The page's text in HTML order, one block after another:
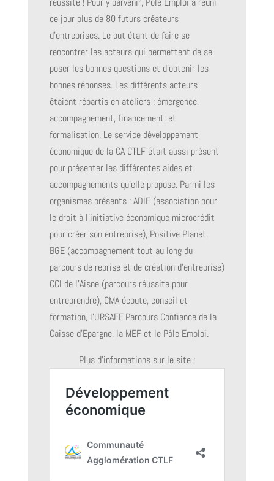
ce jour plus de 80 futurs créateurs
d’entreprises. Le but étant de faire se
rencontrer les acteurs qui permettent de se
poser les bonnes questions et d’obtenir les
bonnes réponses. Les différents acteurs
étaient répartis en ateliers : émergence,
accompagnement, financement, et
formalisation. Le service développement
économique de la CA CTLF était aussi présent
pour présenter les différentes aides et
accompagnements qu’elle propose. Parmi les
organismes présents : ADIE (association pour
le droit à l’initiative économique microcrédit
pour créer son entreprise), Positive Planet,
BGE (accompagnement tout au long du
parcours de reprise et de création d’entreprise)
CCI de l’Aisne (parcours réussite pour
entreprendre), CMA écoute, conseil et
formation, l’URSAFF, Parcours Confiance de la
Caisse d’Epargne, la MEF et le Pôle Emploi.
Plus d’informations sur le site :